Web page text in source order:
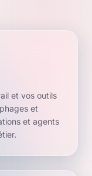
et vos outils
et
et agents